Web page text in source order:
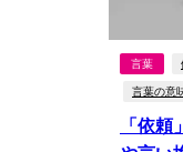
言葉
言葉の意
「依